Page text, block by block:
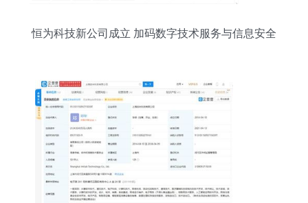
恒为科技新公司成立 加码数字技术服务与信息安全